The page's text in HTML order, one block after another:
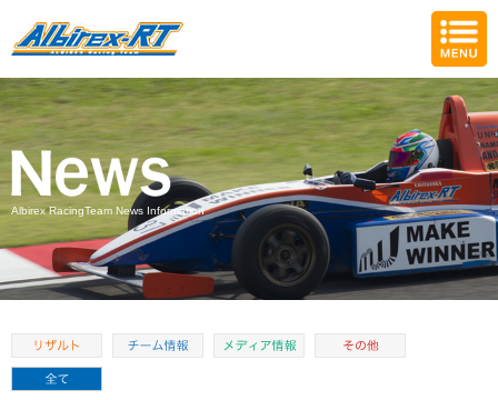
Albirex RacingTeam News Information